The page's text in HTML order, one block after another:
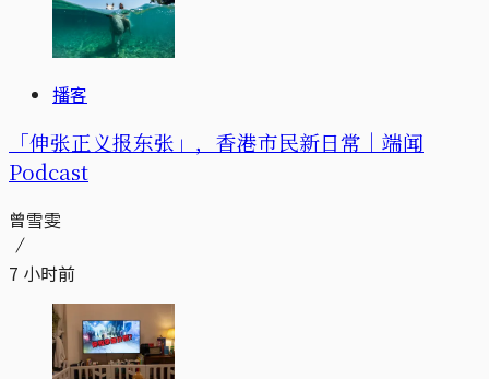
播客
「伸张正义报东张」，香港市民新日常｜端闻
Podcast
曾雪雯
7 小时前